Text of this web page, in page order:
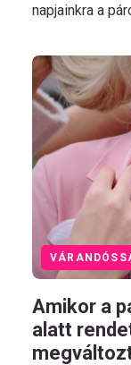
napjainkra a
Amikor a
alatt